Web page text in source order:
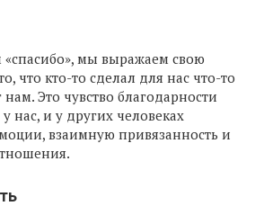
мы выражаем свою
что кто-то сделал для нас что-то
Это чувство благодарности
нас, и у других человеках
взаимную привязанность и